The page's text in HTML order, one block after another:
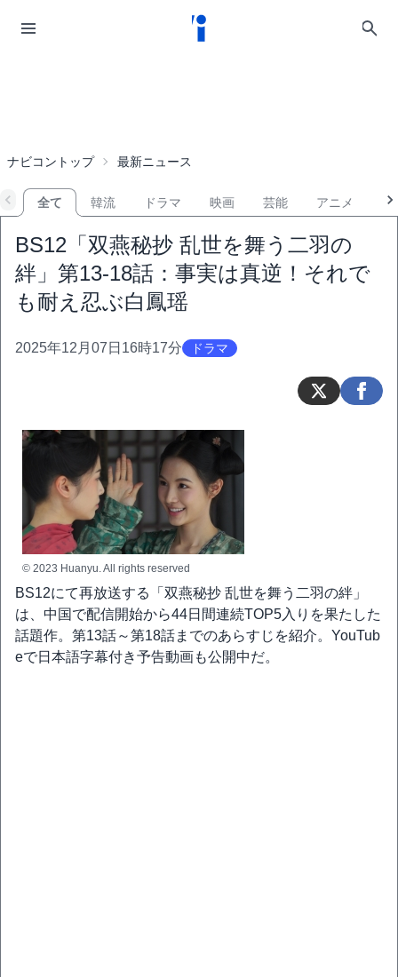
ナビコントップ 最新ニュース
全て 韓流 ドラマ 映画 芸能 アニメ
BS12「双燕秘抄 乱世を舞う二羽の
絆」第13-18話：事実は真逆！それで
も耐え忍ぶ白鳳瑶
2025年12月07日16時17分 ドラマ
© 2023 Huanyu. All rights reserved
BS12にて再放送する「双燕秘抄 乱世を舞う二羽の絆」
は、中国で配信開始から44日間連続TOP5入りを果たした
話題作。第13話～第18話までのあらすじを紹介。YouTub
eで日本語字幕付き予告動画も公開中だ。